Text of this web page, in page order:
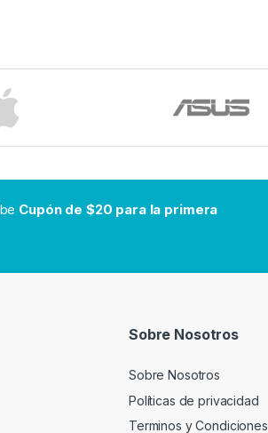
Cupón de $20 para la primera
Sobre Nosotros
Sobre Nosotros
Políticas de privacidad
Terminos y Condiciones